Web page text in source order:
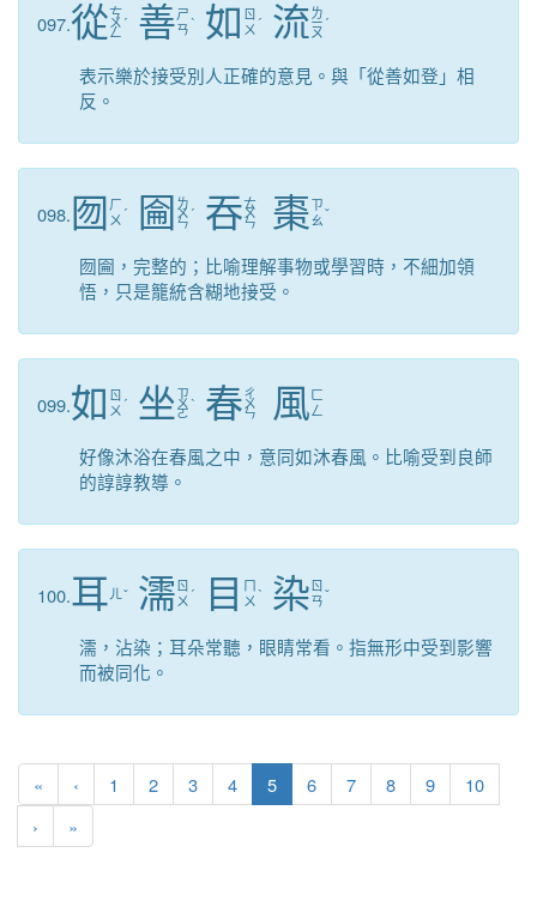
097.從ㄘ
ㄨ
ㄥ
ˊ 善ㄕ
ㄢˋ 如 ㄖ
ㄨ ˊ 流ㄌ
ㄧ
ㄡ
ˊ
表示樂於接受別人正確的意見。與「從善如登」相
反。
098. 囫 ㄏ
ㄨ ˊ 圇 ㄌ
ㄨ
ㄣ
ˊ 吞ㄊ
ㄨ
ㄣ 棗ㄗ
ㄠˇ
囫圇，完整的；比喻理解事物或學習時，不細加領
悟，只是籠統含糊地接受。
099.如 ㄖ
ㄨ ˊ 坐 ㄗ
ㄨ
ㄛ
ˋ 春ㄔ
ㄨ
ㄣ 風 ㄈ
ㄥ
好像沐浴在春風之中，意同如沐春風。比喻受到良師
的諄諄教導。
100.耳 ㄦ ˇ 濡 ㄖ
ㄨ ˊ 目
ㄇ
ㄨ ˋ 染 ㄖ
ㄢˇ
濡，沾染；耳朵常聽，眼睛常看。指無形中受到影響
而被同化。
« 第一頁
‹ 上一頁
1 2 3 4 5(目前頁次)
6 7 8 9
10
› 下一頁
»